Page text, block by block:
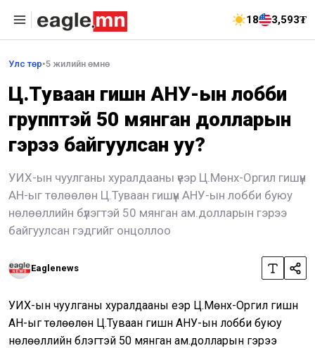
18 3,593₮
Улс төр•5 жилийн өмнө
Ц.Туваан гишүүн АНУ-ын лобби
групптэй 50 мянган долларын
гэрээ байгуулсан уу?
УИХ-ын чуулганы хуралдааны үеэр Ц.Мөнх-Оргил гишүүн
АН-ыг төлөөлөн Ц.Туваан гишүүн АНУ-ын лобби буюу
нөлөөллийн бүлэгтэй 50 мянган ам.долларын гэрээ
байгуулсан гэдгийг онцоллоо
Eaglenews
УИХ-ын чуулганы хуралдааны үеэр Ц.Мөнх-Оргил гишүүн
АН-ыг төлөөлөн Ц.Туваан гишүүн АНУ-ын лобби буюу
нөлөөллийн бүлэгтэй 50 мянган ам.долларын гэрээ